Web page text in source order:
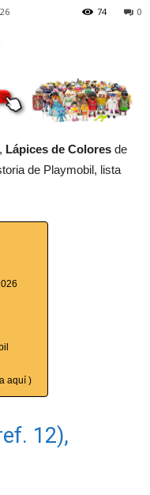
0
74
, Lápices de Colores de
de Playmobil, lista
aquí )
12),